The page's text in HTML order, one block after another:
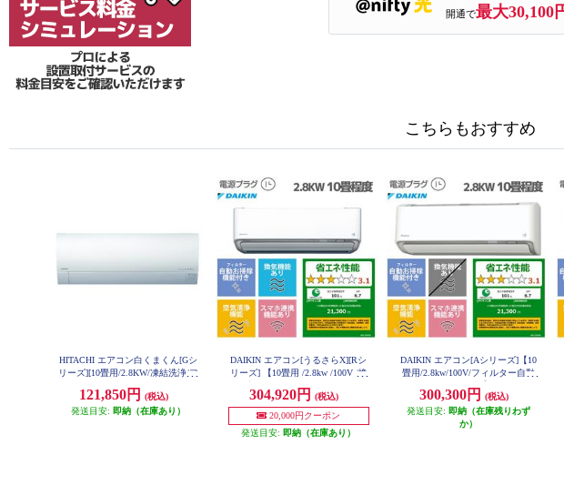
開通で最大30,100
こちらもおすすめ
HITACHI エアコン白くまくん[Gシ
リーズ][10畳用/2.8KW/凍結洗浄/フ
S-W-ESET
121,850円
(税込)
発送目安: 即納（在庫あり）
DAIKIN エアコン[うるさらX][Rシ
リーズ] 【10畳用 /2.8kw /100V /換
2026年モデル】 AN286ARS-W-ESE
T
304,920円
(税込)
20,000円クーポン
発送目安: 即納（在庫あり）
DAIKIN エアコン[Aシリーズ]【10
畳用/2.8kw/100V/フィルター自動
-W-ESET
300,300円
(税込)
発送目安: 即納（在庫残りわず
か）